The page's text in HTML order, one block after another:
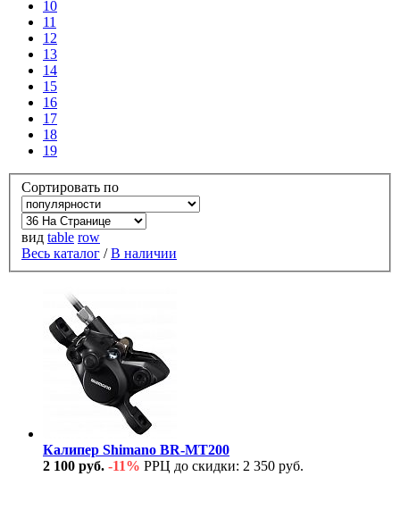
10
11
12
13
14
15
16
17
18
19
Сортировать по
вид table row
Весь каталог /В наличии
Калипер Shimano BR-MT200
2 100 руб. -11% РРЦ до скидки: 2 350 руб.